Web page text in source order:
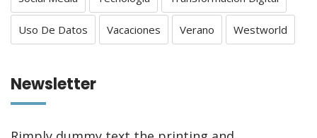
Uso De Datos Vacaciones Verano Westworld
Newsletter